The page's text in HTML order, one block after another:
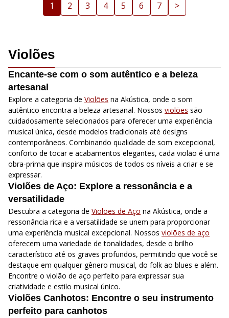
1 2 3 4 5 6 7 >
Violões
Encante-se com o som autêntico e a beleza
artesanal
Explore a categoria de Violões na Akústica, onde o som
autêntico encontra a beleza artesanal. Nossos violões são
cuidadosamente selecionados para oferecer uma experiência
musical única, desde modelos tradicionais até designs
contemporâneos. Combinando qualidade de som excepcional,
conforto de tocar e acabamentos elegantes, cada violão é uma
obra-prima que inspira músicos de todos os níveis a criar e se
expressar.
Violões de Aço: Explore a ressonância e a
versatilidade
Descubra a categoria de Violões de Aço na Akústica, onde a
ressonância rica e a versatilidade se unem para proporcionar
uma experiência musical excepcional. Nossos violões de aço
oferecem uma variedade de tonalidades, desde o brilho
característico até os graves profundos, permitindo que você se
destaque em qualquer gênero musical, do folk ao blues e além.
Encontre o violão de aço perfeito para expressar sua
criatividade e estilo musical único.
Violões Canhotos: Encontre o seu instrumento
perfeito para canhotos